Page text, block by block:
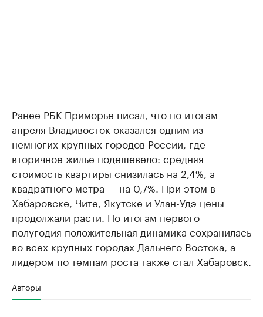
Ранее РБК Приморье писал, что по итогам
апреля Владивосток оказался одним из
немногих крупных городов России, где
вторичное жилье подешевело: средняя
стоимость квартиры снизилась на 2,4%, а
квадратного метра — на 0,7%. При этом в
Хабаровске, Чите, Якутске и Улан-Удэ цены
продолжали расти. По итогам первого
полугодия положительная динамика сохранилась
во всех крупных городах Дальнего Востока, а
лидером по темпам роста также стал Хабаровск.
Авторы